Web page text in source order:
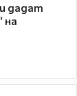
дадат
на